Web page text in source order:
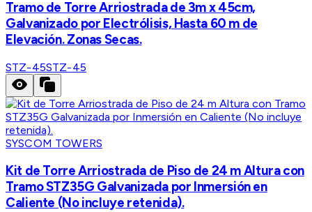
Tramo de Torre Arriostrada de 3m x 45cm,
Galvanizado por Electrólisis, Hasta 60 m de
Elevación. Zonas Secas.
STZ-45STZ-45
SYSCOM TOWERS
Kit de Torre Arriostrada de Piso de 24 m Altura con
Tramo STZ35G Galvanizada por Inmersión en
Caliente (No incluye retenida).